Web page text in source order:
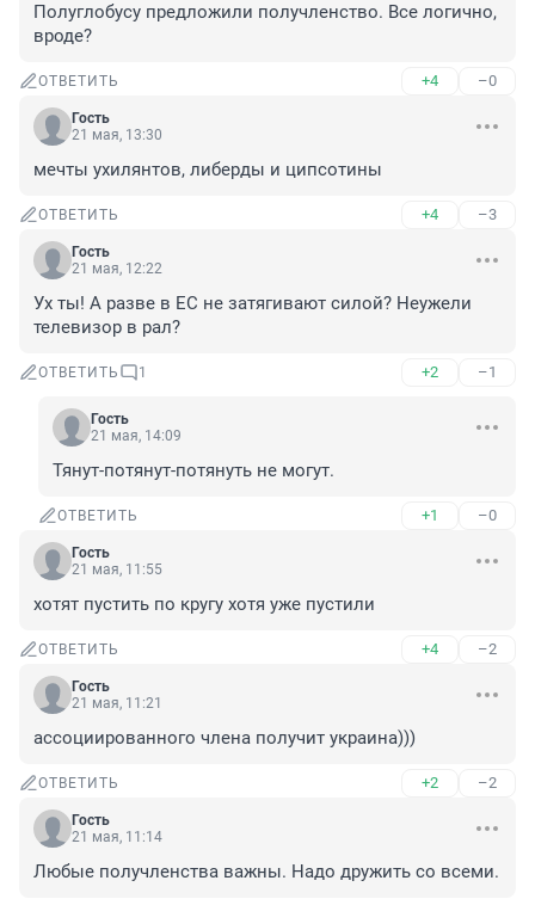
Полуглобусу предложили получленство. Все логично,
вроде?
ОТВЕТИТЬ +4 –0
Гость
21 мая, 13:30
мечты ухилянтов, либерды и ципсотины
ОТВЕТИТЬ +4 –3
Гость
21 мая, 12:22
Ух ты! А разве в ЕС не затягивают силой? Неужели
телевизор в рал?
ОТВЕТИТЬ 1 +2 –1
Гость
21 мая, 14:09
Тянут-потянут-потянуть не могут.
ОТВЕТИТЬ +1 –0
Гость
21 мая, 11:55
хотят пустить по кругу хотя уже пустили
ОТВЕТИТЬ +4 –2
Гость
21 мая, 11:21
ассоциированного члена получит украина)))
ОТВЕТИТЬ +2 –2
Гость
21 мая, 11:14
Любые получленства важны. Надо дружить со всеми.